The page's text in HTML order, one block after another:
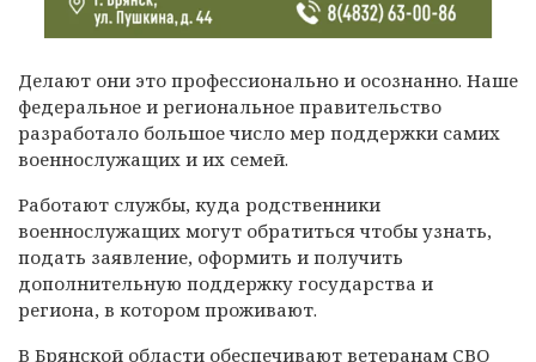
Делают они это профессионально и осознанно. Наше
федеральное и региональное правительство
разработало большое число мер поддержки самих
военнослужащих и их семей.
Работают службы, куда родственники
военнослужащих могут обратиться чтобы узнать,
подать заявление, оформить и получить
дополнительную поддержку государства и
региона, в котором проживают.
В Брянской области обеспечивают ветеранам СВО